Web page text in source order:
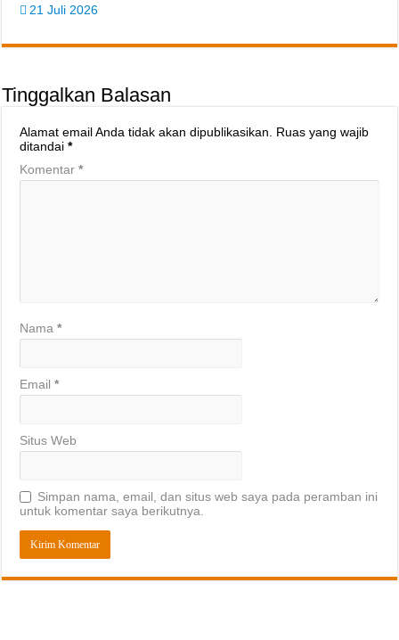
21 Juli 2026
Tinggalkan Balasan
Alamat email Anda tidak akan dipublikasikan. Ruas yang wajib
ditandai*
Komentar*
Nama*
Email*
Situs Web
Simpan nama, email, dan situs web saya pada peramban ini
untuk komentar saya berikutnya.